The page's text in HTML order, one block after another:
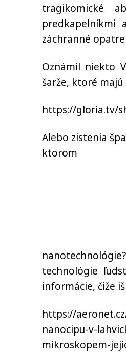
tragikomické
predkapelníkmi
záchranné
Oznámil niekto
šarže, ktoré
https://gloria.tv/
Alebo zistenia
technológie
informácie, čiže
https://
nanocipu-v-
mikroskopem-